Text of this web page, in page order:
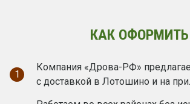
КАК
1
Компания «Дрова-РФ»
с доставкой в Лотошино и на